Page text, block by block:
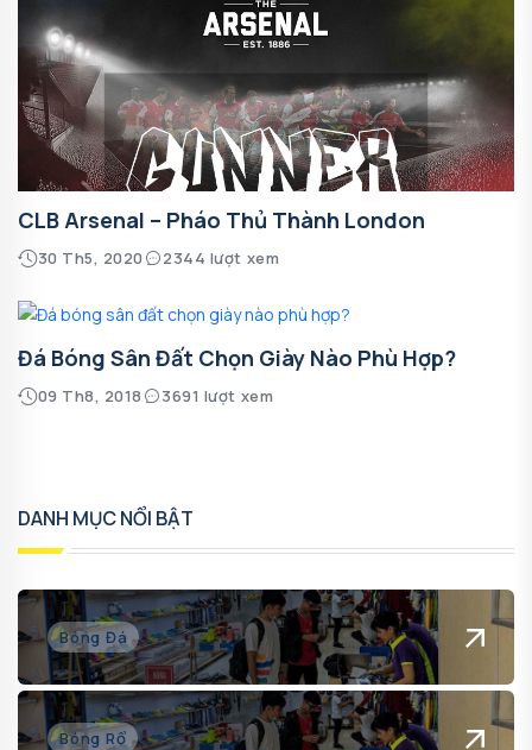
CLB Arsenal – Pháo Thủ Thành London
30 Th5, 2020 2344 lượt xem
Đá Bóng Sân Đất Chọn Giày Nào Phù Hợp?
09 Th8, 2018 3691 lượt xem
DANH MỤC NỔI BẬT
Bóng Đá
Bóng Rổ